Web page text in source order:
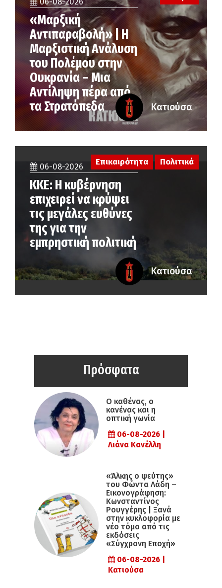
«Μαρξική
Αντιπαραβολή» | Η
Μαρξιστική Ανάλυση
του Πολέμου στην
Ουκρανία – Μια
Αντίληψη πέρα από
τα Στρατόπεδα
Κατιούσα
06-08-2026
ΚΚΕ: Η κυβέρνηση
επιχειρεί να κρύψει
τις μεγάλες ευθύνες
της για την
εμπρηστική πολιτική
Επικαιρότητα Πολιτικά
Κατιούσα
Πρόσφατα
Ο καθένας, ο
κανένας και η
οπτική γωνία
06-08-2026 |
Λιάνα Κανέλλη
«Άλκης ο ψεύτης»
του Φώντα Λάδη –
Εικονογράφηση:
Κωνσταντίνος
Ρουγγέρης | Ξανά
στην κυκλοφορία με
νέο τόμο από τις
εκδόσεις
«Σύγχρονη Εποχή»
06-08-2026 |
Κατιούσα